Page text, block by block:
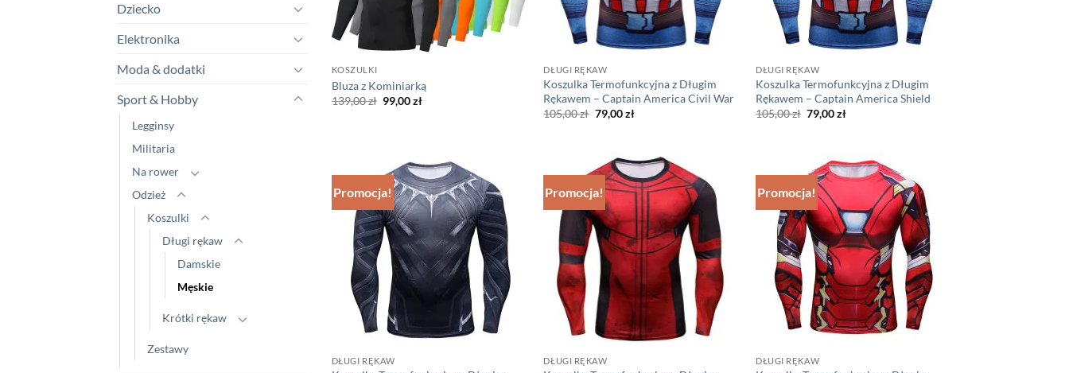
Dziecko
Elektronika
Moda & dodatki
Sport & Hobby
Legginsy
Militaria
Na rower
Odzież
Koszulki
Długi rękaw
Damskie
Męskie
Krótki rękaw
Zestawy
KOSZULKI
Bluza z Kominiarką
139,00zł Pierwotna
cena
99,00złAktualna
DŁUGI RĘKAW
Koszulka Termofunkcyjna z Długim
Rękawem – Captain America Civil War
105,00zł Pierwotna
cena
79,00złAktualna
DŁUGI RĘKAW
Koszulka Termofunkcyjna z Długim
Rękawem – Captain America Shield
105,00zł Pierwotna
cena
79,00złAktualna
Promocja!
DŁUGI RĘKAW
Promocja!
DŁUGI RĘKAW
Promocja!
DŁUGI RĘKAW